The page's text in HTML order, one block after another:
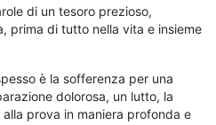
di un tesoro prezioso,
prima di tutto nella vita e insieme
è la sofferenza per una
dolorosa, un lutto, la
prova in maniera profonda e